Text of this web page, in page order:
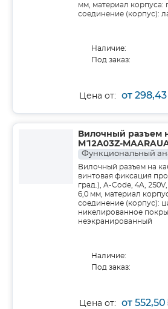
мм, материал корпуса:
соединение (корпус):
Наличие:
Под заказ:
Цена от: от 298,43
Вилочный разъем
M12A03Z-
Функциональный
Вилочный разъем на
винтовая фиксация
град.), A-Code, 4A,
6,0 мм, материал
соединение (корпус):
никелированное
неэкранированный
Наличие:
Под заказ:
Цена от: от 552,50